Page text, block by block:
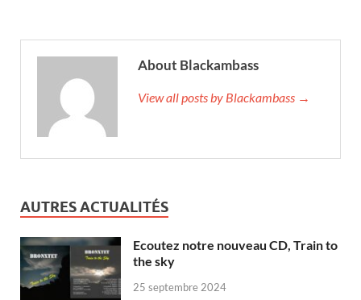
About Blackambass
View all posts by Blackambass →
AUTRES ACTUALITÉS
Ecoutez notre nouveau CD, Train to
the sky
25 septembre 2024